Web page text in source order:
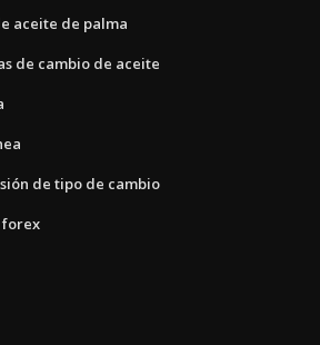
aceite de palma
de cambio de aceite
de tipo de cambio
forex